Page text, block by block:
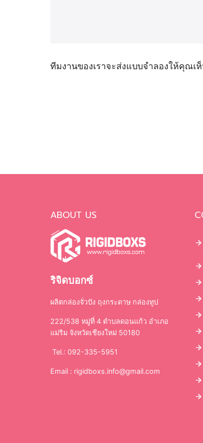
ทีมงานของเราจะส่งแบบจำลองให้คุณ
ABOUT US
ริจิดบอกซ์
ผลิตกล่องจั่วปัง ถุงกระดาษ กล่องทูป
222/538 หมู่ที่ 4 ตำบลดอนแก้ว อำเภอ
แม่ริม จังหวัดเชียงใหม่ 50180
Tel.: 092-335-5951
Email : rigidboxs.info@gmail.com